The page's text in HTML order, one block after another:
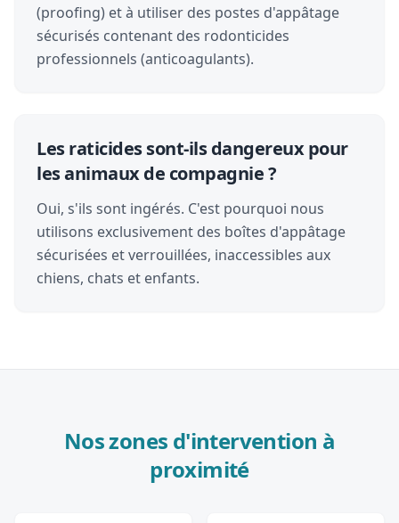
(proofing) et à utiliser des postes d'appâtage
sécurisés contenant des rodonticides
professionnels (anticoagulants).
Les raticides sont-ils dangereux pour
les animaux de compagnie ?
Oui, s'ils sont ingérés. C'est pourquoi nous
utilisons exclusivement des boîtes d'appâtage
sécurisées et verrouillées, inaccessibles aux
chiens, chats et enfants.
Nos zones d'intervention à
proximité